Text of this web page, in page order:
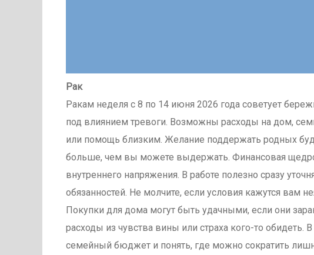
Рак
Ракам неделя с 8 по 14 июня 2026 года советует
под влиянием тревоги. Возможны расходы на дом,
или помощь близким. Желание поддержать родных
больше, чем вы можете выдержать. Финансовая
внутреннего напряжения. В работе полезно сразу
обязанностей. Не молчите, если условия кажутся
Покупки для дома могут быть удачными, если они
расходы из чувства вины или страха кого-то обидеть.
семейный бюджет и понять, где можно сократить